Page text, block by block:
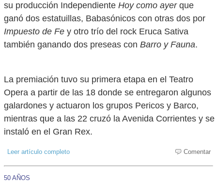
su producción Independiente Hoy como ayerque
ganó dos estatuillas, Babasónicos con otras dos por
Impuesto de Fe y otro trío del rock Eruca Sativa
también ganando dos preseas con Barro y Fauna.
La premiación tuvo su primera etapa en el Teatro
Opera a partir de las 18 donde se entregaron algunos
galardones y actuaron los grupos Pericos y Barco,
mientras que a las 22 cruzó la Avenida Corrientes y se
instaló en el Gran Rex.
Leer artículo completo Comentar
50 AÑOS